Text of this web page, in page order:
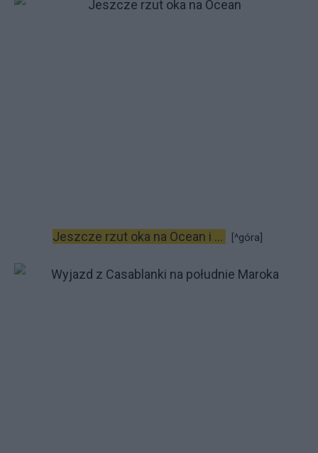
Jeszcze rzut oka na Ocean i ... [^góra]